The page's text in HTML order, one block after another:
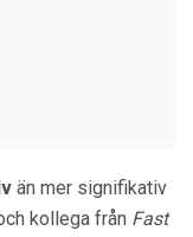
än mer signifikativ
kollega från Fast